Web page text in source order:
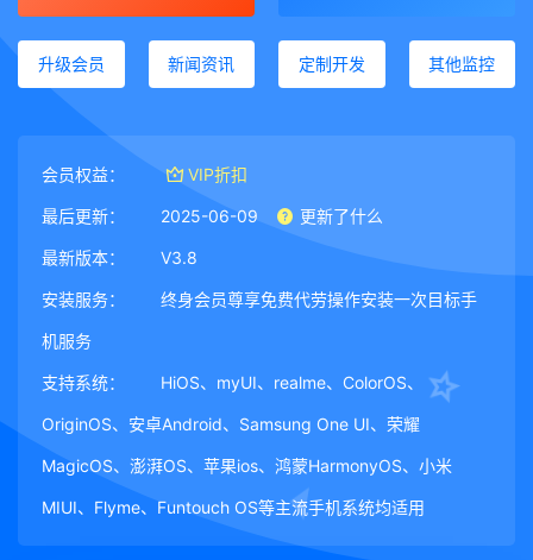
升级会员 新闻资讯 定制开发 其他监控
会员权益： VIP折扣
最后更新： 2025-06-09 更新了什么
最新版本： V3.8
安装服务： 终身会员尊享免费代劳操作安装一次目标手
机服务
支持系统： HiOS、myUI、realme、ColorOS、
OriginOS、安卓Android、Samsung One UI、荣耀
MagicOS、澎湃OS、苹果ios、鸿蒙HarmonyOS、小米
MIUI、Flyme、Funtouch OS等主流手机系统均适用